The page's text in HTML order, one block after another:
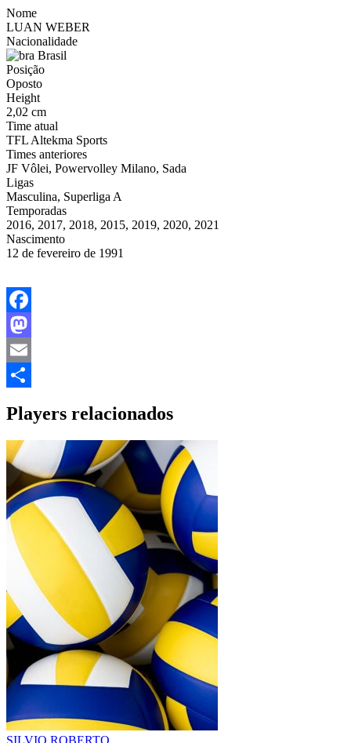
Nome
LUAN WEBER
Nacionalidade
Brasil
Posição
Oposto
Height
2,02 cm
Time atual
TFL Altekma Sports
Times anteriores
JF Vôlei, Powervolley Milano, Sada
Ligas
Masculina, Superliga A
Temporadas
2016, 2017, 2018, 2015, 2019, 2020, 2021
Nascimento
12 de fevereiro de 1991
Facebook
Mastodon
Email
Players relacionados
SILVIO ROBERTO